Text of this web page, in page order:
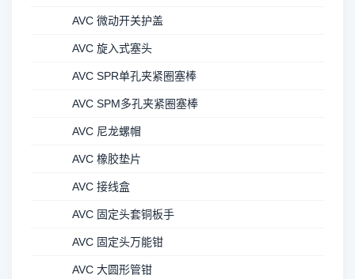
AVC 微动开关护盖
AVC 旋入式塞头
AVC SPR单孔夹紧圈塞棒
AVC SPM多孔夹紧圈塞棒
AVC 尼龙螺帽
AVC 橡胶垫片
AVC 接线盒
AVC 固定头套铜板手
AVC 固定头万能钳
AVC 大圆形管钳